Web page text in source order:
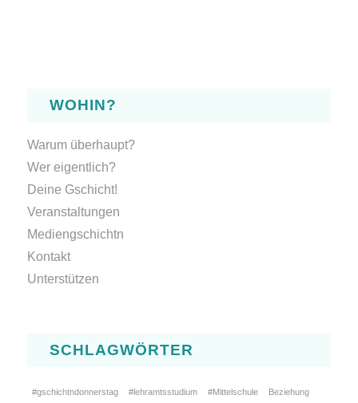
WOHIN?
Warum überhaupt?
Wer eigentlich?
Deine Gschicht!
Veranstaltungen
Mediengschichtn
Kontakt
Unterstützen
SCHLAGWÖRTER
#gschichtndonnerstag #lehramtsstudium #Mittelschule Beziehung